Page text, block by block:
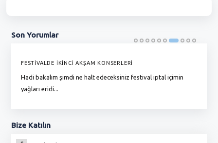
Son Yorumlar
FESTİVALDE İKİNCİ AKŞAM KONSERLERİ
Hadi bakalım şimdi ne halt edeceksiniz festival iptal içimin
yağları eridi...
Bize Katılın